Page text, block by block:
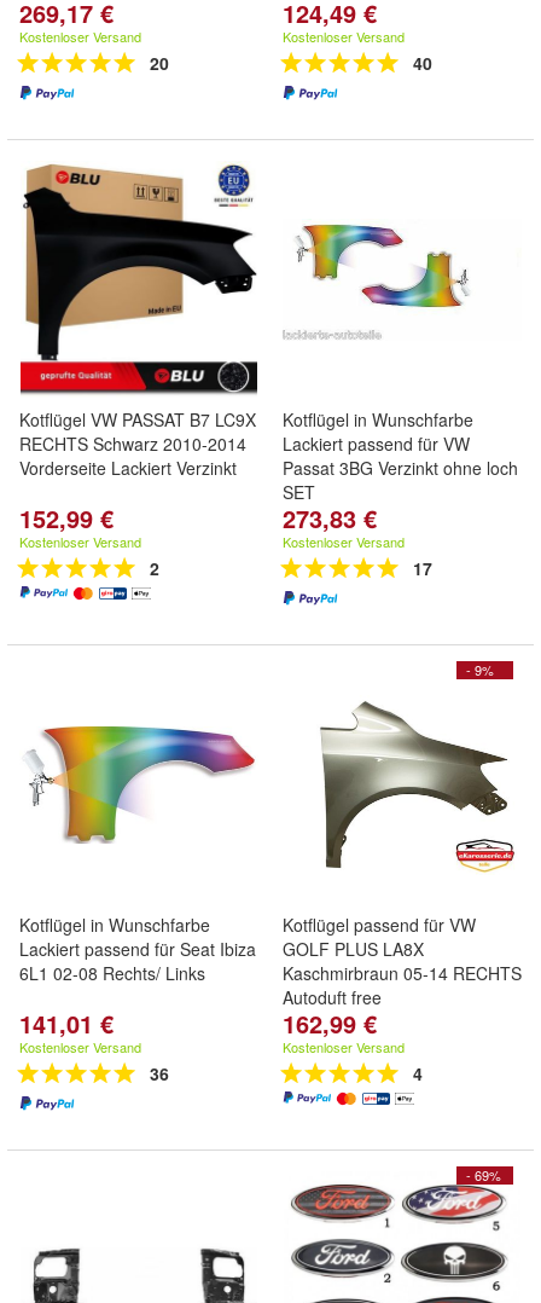
269,17 €
Kostenloser Versand
20
124,49 €
Kostenloser Versand
40
Kotflügel VW PASSAT B7 LC9X
RECHTS Schwarz 2010-2014
Vorderseite Lackiert Verzinkt
152,99 €
Kostenloser Versand
2
Kotflügel in Wunschfarbe
Lackiert passend für VW
Passat 3BG Verzinkt ohne loch
SET
273,83 €
Kostenloser Versand
17
Kotflügel in Wunschfarbe
Lackiert passend für Seat Ibiza
6L1 02-08 Rechts/ Links
141,01 €
Kostenloser Versand
36
- 9%
Kotflügel passend für VW
GOLF PLUS LA8X
Kaschmirbraun 05-14 RECHTS
Autoduft free
162,99 €
Kostenloser Versand
4
- 69%